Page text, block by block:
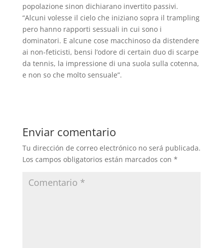
popolazione sinon dichiarano invertito passivi.
“Alcuni volesse il cielo che iniziano sopra il trampling
pero hanno rapporti sessuali in cui sono i
dominatori. E alcune cose macchinoso da distendere
ai non-feticisti, bensi l’odore di certain duo di scarpe
da tennis, la impressione di una suola sulla cotenna,
e non so che molto sensuale”.
Enviar comentario
Tu dirección de correo electrónico no será publicada.
Los campos obligatorios están marcados con *